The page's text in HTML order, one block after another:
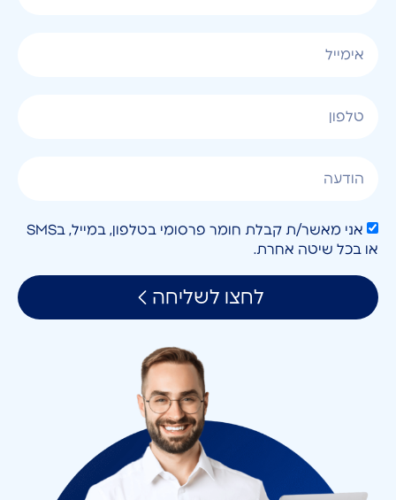
אני מאשר/ת קבלת חומר פרסומי בטלפון, במייל, בSMS
או בכל שיטה אחרת.
לחצו לשליחה